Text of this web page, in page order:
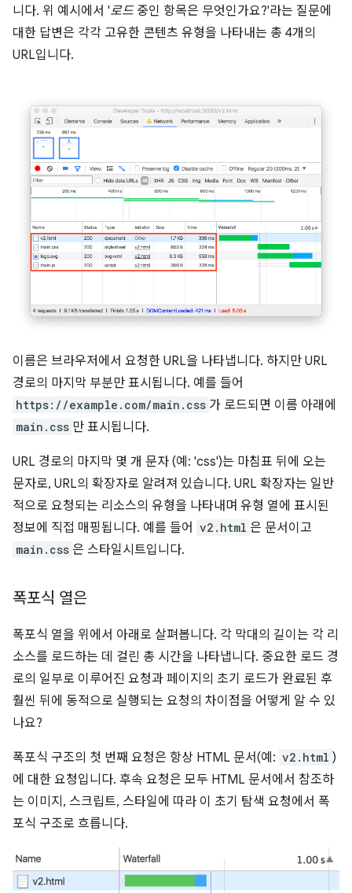
니다. 위 예시에서 '로드 중인 항목은 무엇인가요?'라는 질문에
대한 답변은 각각 고유한 콘텐츠 유형을 나타내는 총 4개의
URL입니다.
이름은 브라우저에서 요청한 URL을 나타냅니다. 하지만 URL
경로의 마지막 부분만 표시됩니다. 예를 들어
https://example.com/main.css 가 로드되면 이름 아래에
main.css 만 표시됩니다.
URL 경로의 마지막 몇 개 문자 (예: 'css')는 마침표 뒤에 오는
문자로, URL의 확장자로 알려져 있습니다. URL 확장자는 일반
적으로 요청되는 리소스의 유형을 나타내며 유형 열에 표시된
정보에 직접 매핑됩니다. 예를 들어 v2.html 은 문서이고
main.css 은 스타일시트입니다.
폭포식 열은
폭포식 열을 위에서 아래로 살펴봅니다. 각 막대의 길이는 각 리
소스를 로드하는 데 걸린 총 시간을 나타냅니다. 중요한 로드 경
로의 일부로 이루어진 요청과 페이지의 초기 로드가 완료된 후
훨씬 뒤에 동적으로 실행되는 요청의 차이점을 어떻게 알 수 있
나요?
폭포식 구조의 첫 번째 요청은 항상 HTML 문서(예: v2.html )
에 대한 요청입니다. 후속 요청은 모두 HTML 문서에서 참조하
는 이미지, 스크립트, 스타일에 따라 이 초기 탐색 요청에서 폭
포식 구조로 흐릅니다.